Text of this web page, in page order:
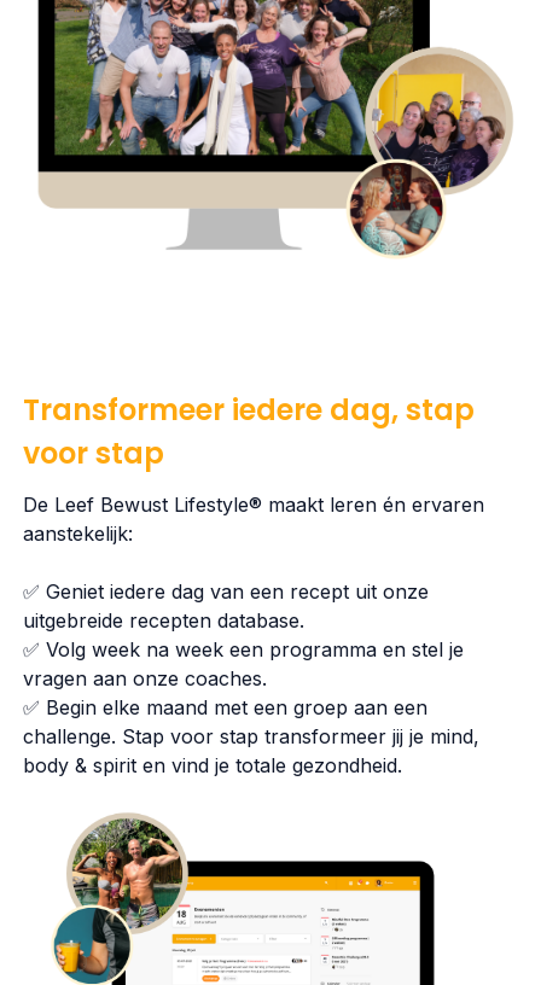
Transformeer iedere dag, stap
voor stap
De Leef Bewust Lifestyle® maakt leren én ervaren
aanstekelijk:
✅ Geniet iedere dag van een recept uit onze
uitgebreide recepten database.
✅ Volg week na week een programma en stel je
vragen aan onze coaches.
✅ Begin elke maand met een groep aan een
challenge. Stap voor stap transformeer jij je mind,
body & spirit en vind je totale gezondheid.